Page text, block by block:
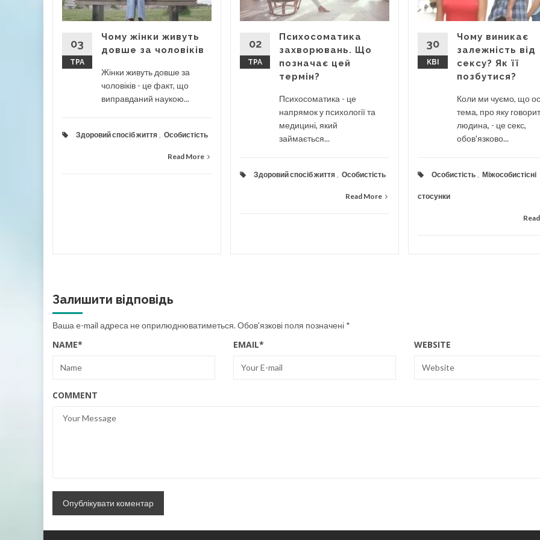
03
ТРА
Чому жінки живуть
довше за чоловіків
Жінки живуть довше за
чоловіків - це факт, що
виправданий наукою...
Здоровий спосіб життя Особистість
Read More
02
ТРА
Психосоматика
захворювань. Що
позначає цей
термін?
Психосоматика - це
напрямок у психології та
медицині, який
займається...
Здоровий спосіб життя Особистість
Read More
30
КВІ
Чому виникає
залежність від
сексу? Як її
позбутися?
Коли ми чуємо, що
тема, про яку
людина, - це секс,
обов'язково...
Особистість Міжособистісні
стосунки
Залишити відповідь
Ваша e-mail адреса не оприлюднюватиметься.Обов’язкові поля позначені *
NAME* EMAIL* WEBSITE
COMMENT